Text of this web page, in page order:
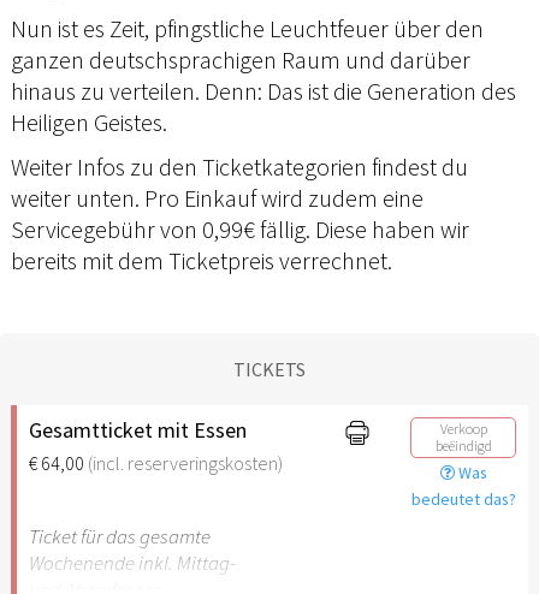
Nun ist es Zeit, pfingstliche Leuchtfeuer über den
ganzen deutschsprachigen Raum und darüber
hinaus zu verteilen. Denn: Das ist die Generation des
Heiligen Geistes.
Weiter Infos zu den Ticketkategorien findest du
weiter unten. Pro Einkauf wird zudem eine
Servicegebühr von 0,99€ fällig. Diese haben wir
bereits mit dem Ticketpreis verrechnet.
TICKETS
Gesamtticket mit Essen
€ 64,00 (incl. reserveringskosten)
Verkoop
beëindigd
Was
bedeutet das?
Ticket für das gesamte
Wochenende inkl. Mittag-